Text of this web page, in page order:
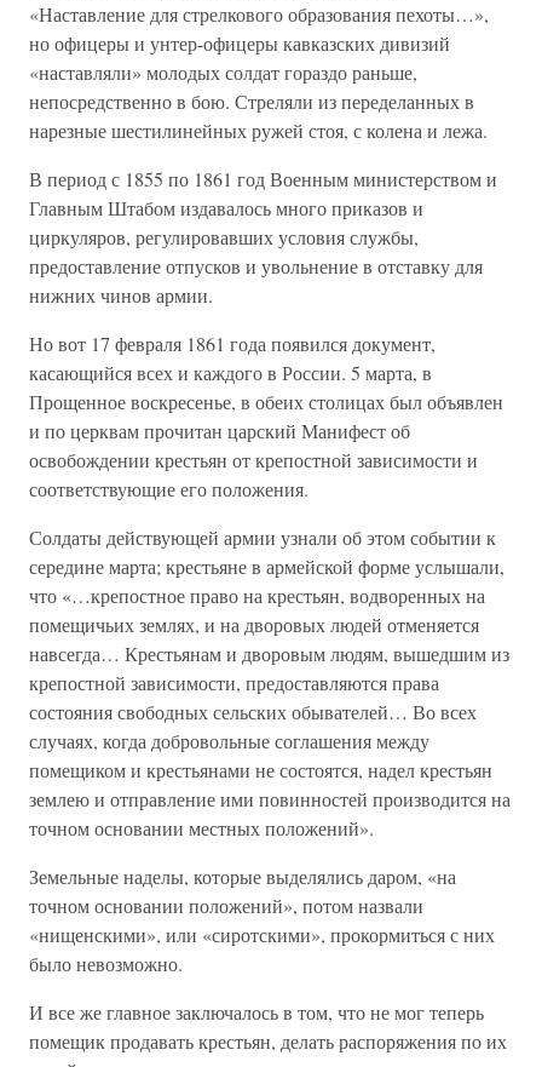
«Наставление для стрелкового образования пехоты…»,
но офицеры и унтер-офицеры кавказских дивизий
«наставляли» молодых солдат гораздо раньше,
непосредственно в бою. Стреляли из переделанных в
нарезные шестилинейных ружей стоя, с колена и лежа.
В период с 1855 по 1861 год Военным министерством и
Главным Штабом издавалось много приказов и
циркуляров, регулировавших условия службы,
предоставление отпусков и увольнение в отставку для
нижних чинов армии.
Но вот 17 февраля 1861 года появился документ,
касающийся всех и каждого в России. 5 марта, в
Прощенное воскресенье, в обеих столицах был объявлен
и по церквам прочитан царский Манифест об
освобождении крестьян от крепостной зависимости и
соответствующие его положения.
Солдаты действующей армии узнали об этом событии к
середине марта; крестьяне в армейской форме услышали,
что «…крепостное право на крестьян, водворенных на
помещичьих землях, и на дворовых людей отменяется
навсегда… Крестьянам и дворовым людям, вышедшим из
крепостной зависимости, предоставляются права
состояния свободных сельских обывателей… Во всех
случаях, когда добровольные соглашения между
помещиком и крестьянами не состоятся, надел крестьян
землею и отправление ими повинностей производится на
точном основании местных положений».
Земельные наделы, которые выделялись даром, «на
точном основании положений», потом назвали
«нищенскими», или «сиротскими», прокормиться с них
было невозможно.
И все же главное заключалось в том, что не мог теперь
помещик продавать крестьян, делать распоряжения по их